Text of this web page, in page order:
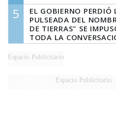
5
EL GOBIERNO PERDIÓ
PULSEADA DEL
DE TIERRAS" SE
TODA LA
DIGITAL
Espacio Publicitario
Espacio Publicitario